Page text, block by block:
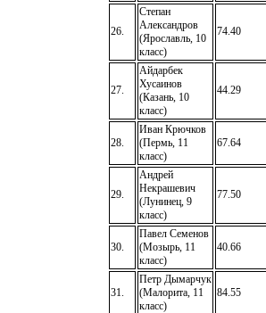
26.
Степан
Александров
(Ярославль, 10
класс)
74.40
27.
Айдарбек
Хусаинов
(Казань, 10
класс)
44.29
28.
Иван Крючков
(Пермь, 11
класс)
67.64
29.
Андрей
Некрашевич
(Лунинец, 9
класс)
77.50
30.
Павел Семенов
(Мозырь, 11
класс)
40.66
31.
Петр Дымарчук
(Малорита, 11
класс)
84.55